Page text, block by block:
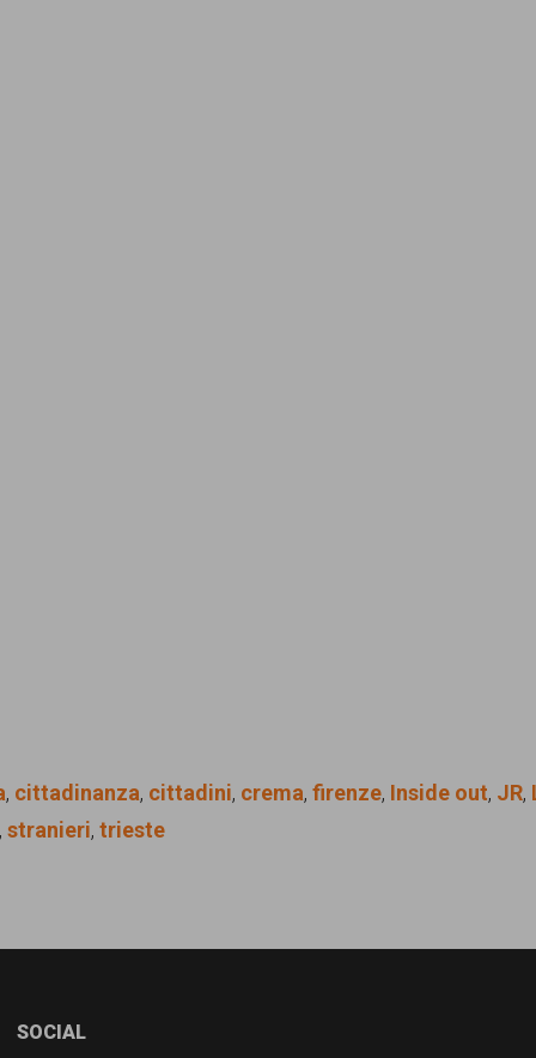
, cittadinanza, cittadini, crema, firenze, Inside out, JR,
, stranieri, trieste
SOCIAL